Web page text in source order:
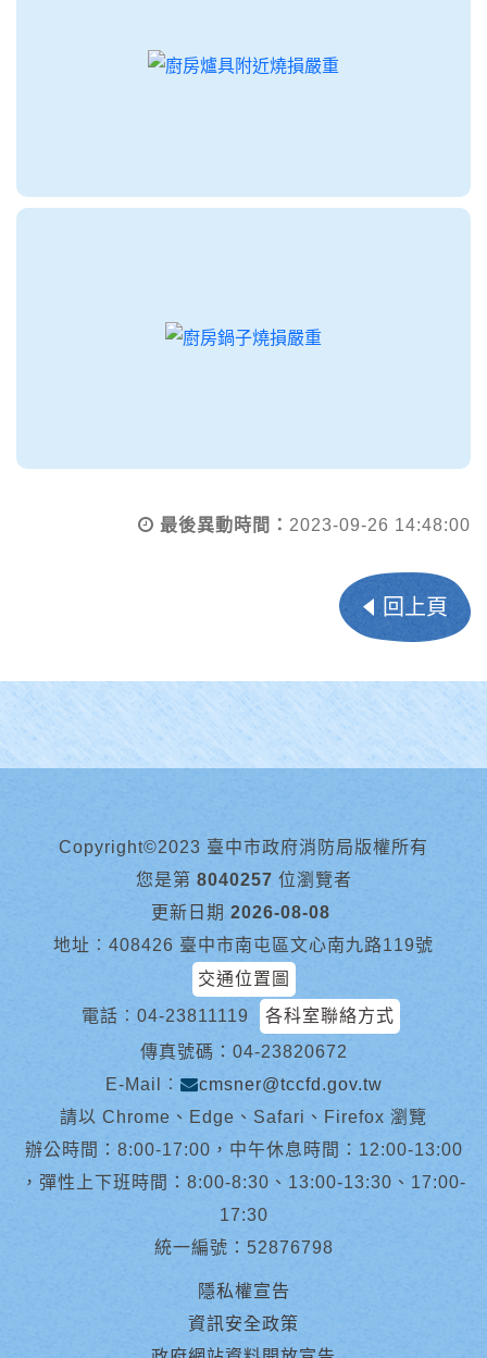
最後異動時間： 2023-09-26 14:48:00
回上頁
Copyright©2023 臺中市政府消防局版權所有
您是第 8040257 位瀏覽者
更新日期 2026-08-08
地址︰408426 臺中市南屯區文心南九路119號
交通位置圖
電話︰ 04-23811119
各科室聯絡方式
傳真號碼：04-23820672
E-Mail︰
cmsner@tccfd.gov.tw
請以 Chrome、Edge、Safari、Firefox 瀏覽
辦公時間：8:00-17:00，中午休息時間：12:00-13:00
，彈性上下班時間：8:00-8:30、13:00-13:30、17:00-
17:30
統一編號：52876798
隱私權宣告
資訊安全政策